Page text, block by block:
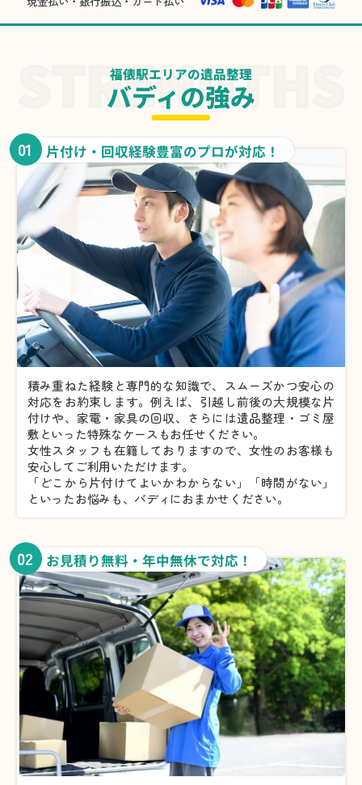
福俵駅エリアの遺品整理
バディの強み
01 片付け・回収経験豊富のプロが対応！
積み重ねた経験と専門的な知識で、スムーズかつ安心の
対応をお約束します。例えば、引越し前後の大規模な片
付けや、家電・家具の回収、さらには遺品整理・ゴミ屋
敷といった特殊なケースもお任せください。
女性スタッフも在籍しておりますので、女性のお客様も
安心してご利用いただけます。
「どこから片付けてよいかわからない」「時間がない」
といったお悩みも、バディにおまかせください。
02 お見積り無料・年中無休で対応！